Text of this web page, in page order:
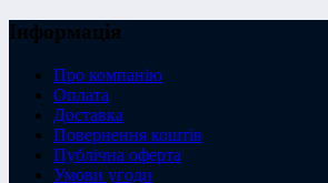
Інформація
Про компанію
Оплата
Доставка
Повернення коштів
Публічна оферта
Умови угоди